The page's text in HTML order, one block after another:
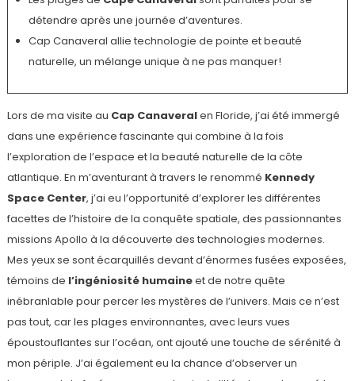
détendre après une journée d’aventures.
Cap Canaveral allie technologie de pointe et beauté
naturelle, un mélange unique à ne pas manquer!
Lors de ma visite au Cap Canaveralen Floride, j’ai été immergé
dans une expérience fascinante qui combine à la fois
l’exploration de l’espace et la beauté naturelle de la côte
atlantique. En m’aventurant à travers le renommé Kennedy
Space Center, j’ai eu l’opportunité d’explorer les différentes
facettes de l’histoire de la conquête spatiale, des passionnantes
missions Apollo à la découverte des technologies modernes.
Mes yeux se sont écarquillés devant d’énormes fusées exposées,
témoins de l’ingéniosité humaineet de notre quête
inébranlable pour percer les mystères de l’univers. Mais ce n’est
pas tout, car les plages environnantes, avec leurs vues
époustouflantes sur l’océan, ont ajouté une touche de sérénité à
mon périple. J’ai également eu la chance d’observer un